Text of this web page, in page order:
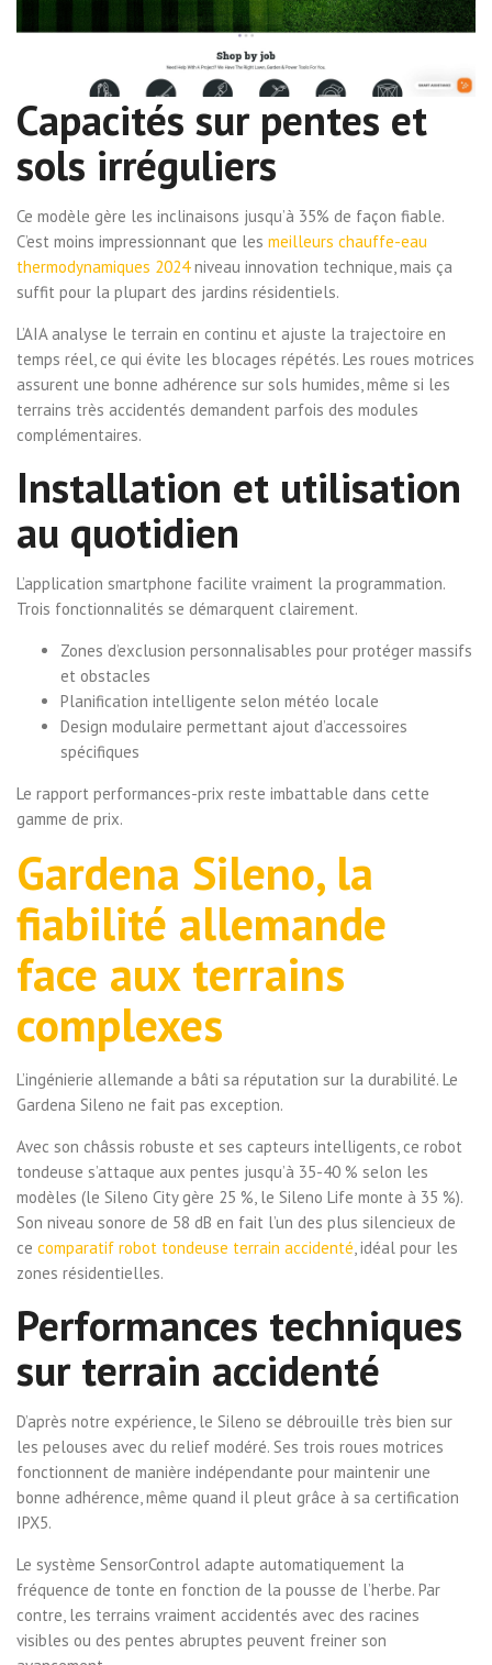
Capacités sur pentes et
sols irréguliers
Ce modèle gère les inclinaisons jusqu’à 35% de façon fiable.
C’est moins impressionnant que les meilleurs chauffe-eau
thermodynamiques 2024niveau innovation technique, mais ça
suffit pour la plupart des jardins résidentiels.
L’AIA analyse le terrain en continu et ajuste la trajectoire en
temps réel, ce qui évite les blocages répétés. Les roues motrices
assurent une bonne adhérence sur sols humides, même si les
terrains très accidentés demandent parfois des modules
complémentaires.
Installation et utilisation
au quotidien
L’application smartphone facilite vraiment la programmation.
Trois fonctionnalités se démarquent clairement.
Zones d’exclusion personnalisables pour protéger massifs
et obstacles
Planification intelligente selon météo locale
Design modulaire permettant ajout d’accessoires
spécifiques
Le rapport performances-prix reste imbattable dans cette
gamme de prix.
Gardena Sileno, la
fiabilité allemande
face aux terrains
complexes
L’ingénierie allemande a bâti sa réputation sur la durabilité. Le
Gardena Sileno ne fait pas exception.
Avec son châssis robuste et ses capteurs intelligents, ce robot
tondeuse s’attaque aux pentes jusqu’à 35-40 % selon les
modèles (le Sileno City gère 25 %, le Sileno Life monte à 35 %).
Son niveau sonore de 58 dB en fait l’un des plus silencieux de
ce comparatif robot tondeuse terrain accidenté, idéal pour les
zones résidentielles.
Performances techniques
sur terrain accidenté
D’après notre expérience, le Sileno se débrouille très bien sur
les pelouses avec du relief modéré. Ses trois roues motrices
fonctionnent de manière indépendante pour maintenir une
bonne adhérence, même quand il pleut grâce à sa certification
IPX5.
Le système SensorControl adapte automatiquement la
fréquence de tonte en fonction de la pousse de l’herbe. Par
contre, les terrains vraiment accidentés avec des racines
visibles ou des pentes abruptes peuvent freiner son